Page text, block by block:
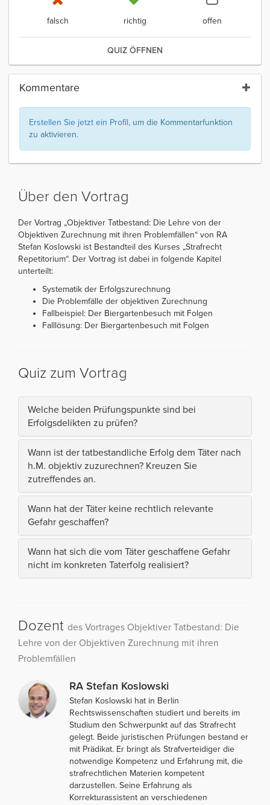
falsch richtig offen
QUIZ ÖFFNEN
Kommentare
Erstellen Sie jetzt ein Profil, um die Kommentarfunktion
zu aktivieren.
Über den Vortrag
Der Vortrag „Objektiver Tatbestand: Die Lehre von der
Objektiven Zurechnung mit ihren Problemfällen“ von RA
Stefan Koslowski ist Bestandteil des Kurses „Strafrecht
Repetitorium“. Der Vortrag ist dabei in folgende Kapitel
unterteilt:
Systematik der Erfolgszurechnung
Die Problemfälle der objektiven Zurechnung
Fallbeispiel: Der Biergartenbesuch mit Folgen
Falllösung: Der Biergartenbesuch mit Folgen
Quiz zum Vortrag
Welche beiden Prüfungspunkte sind bei
Erfolgsdelikten zu prüfen?
Wann ist der tatbestandliche Erfolg dem Täter nach
h.M. objektiv zuzurechnen? Kreuzen Sie
zutreffendes an.
Wann hat der Täter keine rechtlich relevante
Gefahr geschaffen?
Wann hat sich die vom Täter geschaffene Gefahr
nicht im konkreten Taterfolg realisiert?
Dozent des Vortrages Objektiver Tatbestand: Die
Lehre von der Objektiven Zurechnung mit ihren
Problemfällen
RA Stefan Koslowski
Stefan Koslowski hat in Berlin
Rechtswissenschaften studiert und bereits im
Studium den Schwerpunkt auf das Strafrecht
gelegt. Beide juristischen Prüfungen bestand er
mit Prädikat. Er bringt als Strafverteidiger die
notwendige Kompetenz und Erfahrung mit, die
strafrechtlichen Materien kompetent
darzustellen. Seine Erfahrung als
Korrekturassistent an verschiedenen